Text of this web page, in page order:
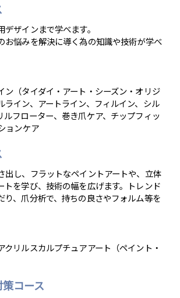
ザインまで学べます。
お悩みを解決に導く為の知識や技術が学べ
ン（タイダイ・アート・シーズン・オリジ
ライン、アートライン、フィルイン、シル
ルフローター、巻き爪ケア、チップフィッ
ョンケア
出し、フラットなペイントアートや、立体
トを学び、技術の幅を広げます。トレンド
り、爪分析で、持ちの良さやフォルム等を
クリルスカルプチュアアート（ペイント・
コース